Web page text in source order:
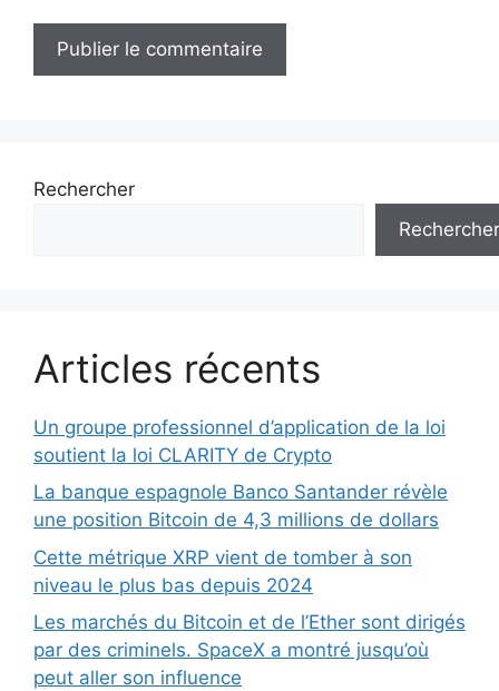
Rechercher
Rechercher
Articles récents
Un groupe professionnel d’application de la loi
soutient la loi CLARITY de Crypto
La banque espagnole Banco Santander révèle
une position Bitcoin de 4,3 millions de dollars
Cette métrique XRP vient de tomber à son
niveau le plus bas depuis 2024
Les marchés du Bitcoin et de l’Ether sont dirigés
par des criminels. SpaceX a montré jusqu’où
peut aller son influence